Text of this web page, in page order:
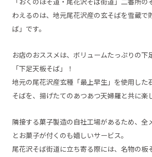
わえるのは、地元尾花沢産の玄そばを雪蔵で
ば」です。
お店のおススメは、ボリュームたっぷりの下
「下足天板そば」！
地元の尾花沢産玄種「最上早生」を使用した
そばを、揚げたてのあつあつ天婦羅と共に楽
隣接する菓子製造の自社工場があるため、全
とお菓子が付くのも嬉しいサービス。
尾花沢そば街道に立ち寄る際には、名物の板